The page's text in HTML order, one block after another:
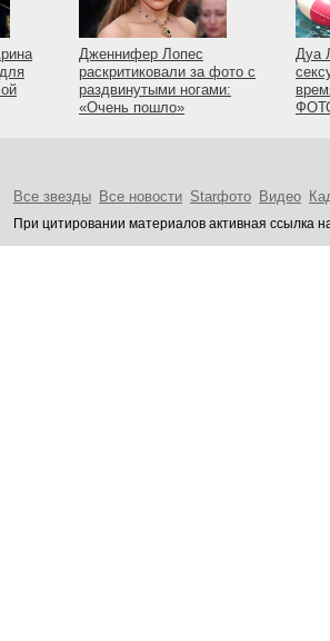
Дженнифер Лопес
раскритиковали за фото с
раздвинутыми ногами:
«Очень пошло»
Дуа
Все звезды Все новости Starфото Видео
При цитировании материалов активная ссылка